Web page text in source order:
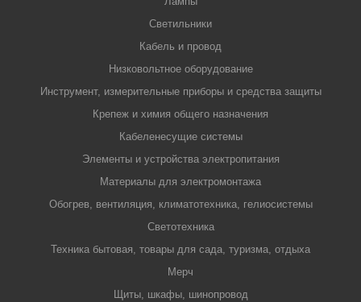
Светильники
Кабель и провод
Низковольтное оборудование
Инструмент, измерительные приборы и средства защиты
Крепеж и химия общего назначения
Кабеленесущие системы
Элементы и устройства электропитания
Материалы для электромонтажа
Обогрев, вентиляция, климатотехника, гелиосистемы
Светотехника
Техника бытовая, товары для сада, туризма, отдыха
Мерч
Щиты, шкафы, шинопровод